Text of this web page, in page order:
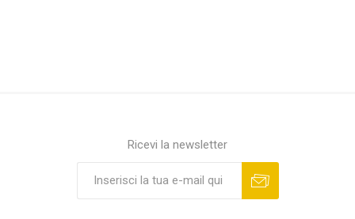
Ricevi la newsletter